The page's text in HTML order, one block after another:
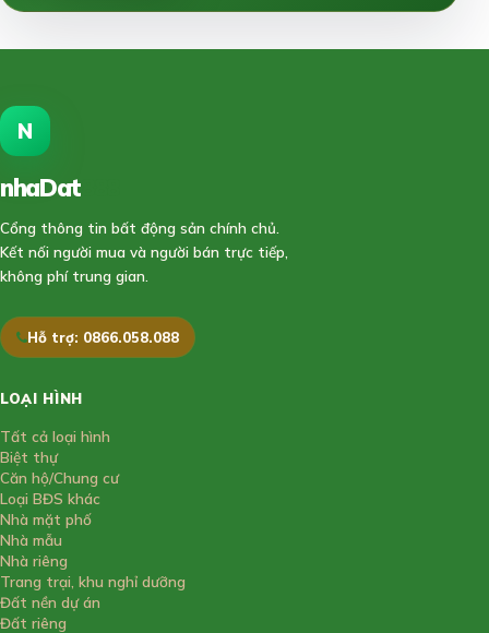
N
nhaDat
Cổng thông tin bất động sản chính chủ.
Kết nối người mua và người bán trực tiếp,
không phí trung gian.
Hỗ trợ: 0866.058.088
LOẠI HÌNH
Tất cả loại hình
Biệt thự
Căn hộ/Chung cư
Loại BĐS khác
Nhà mặt phố
Nhà mẫu
Nhà riêng
Trang trại, khu nghỉ dưỡng
Đất nền dự án
Đất riêng